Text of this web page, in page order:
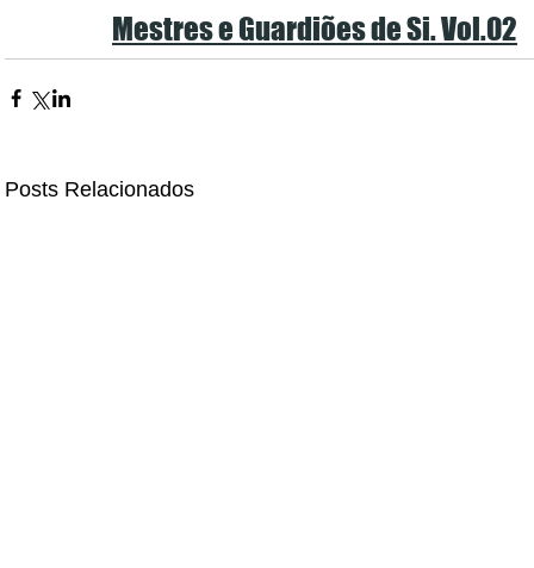
Mestres e Guardiões de Si. Vol.02
Posts Relacionados